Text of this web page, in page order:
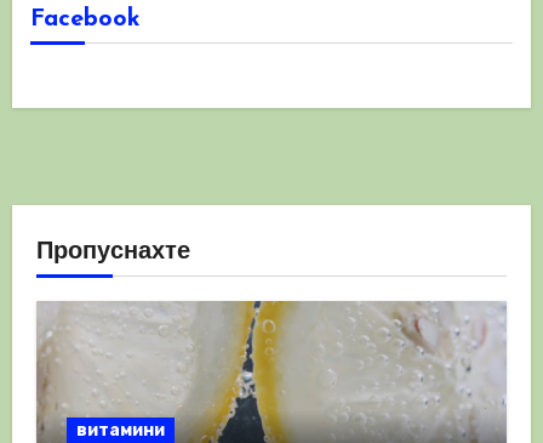
Facebook
Пропуснахте
витамини